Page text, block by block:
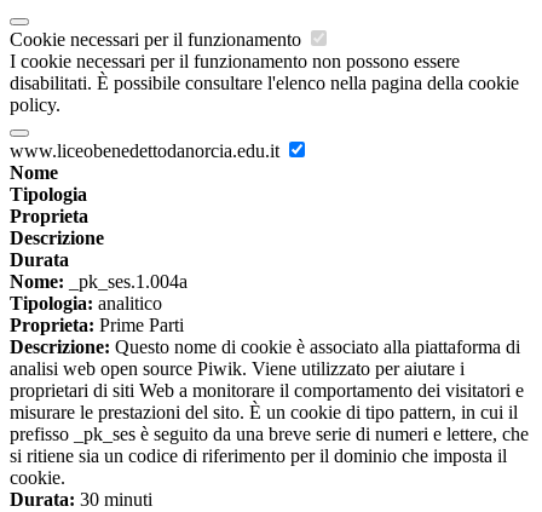
Cookie necessari per il funzionamento
I cookie necessari per il funzionamento non possono essere
disabilitati. È possibile consultare l'elenco nella pagina della cookie
policy.
www.liceobenedettodanorcia.edu.it
Nome
Tipologia
Proprieta
Descrizione
Durata
Nome: _pk_ses.1.004a
Tipologia: analitico
Proprieta: Prime Parti
Descrizione: Questo nome di cookie è associato alla piattaforma di
analisi web open source Piwik. Viene utilizzato per aiutare i
proprietari di siti Web a monitorare il comportamento dei visitatori e
misurare le prestazioni del sito. È un cookie di tipo pattern, in cui il
prefisso _pk_ses è seguito da una breve serie di numeri e lettere, che
si ritiene sia un codice di riferimento per il dominio che imposta il
cookie.
Durata: 30 minuti